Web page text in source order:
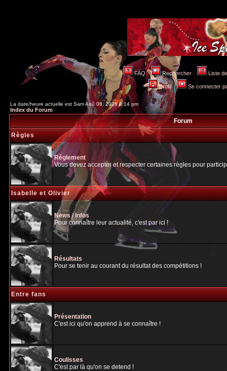
FAQ Rechercher Liste
Profil Se connecter
La date/heure actuelle est Sam Aoû 08, 2026 6:14 pm
Index du Forum
Forum
Règles
Règlement
Vous devez accepter et respecter certaines règles pour
Isabelle et Olivier
News / Infos
Pour connaître leur actualité, c'est par ici !
Résultats
Pour se tenir au courant du résultat des compétitions !
Entre fans
Présentation
C'est ici qu'on apprend à se connaître !
Coulisses
C'est par là qu'on se detend !